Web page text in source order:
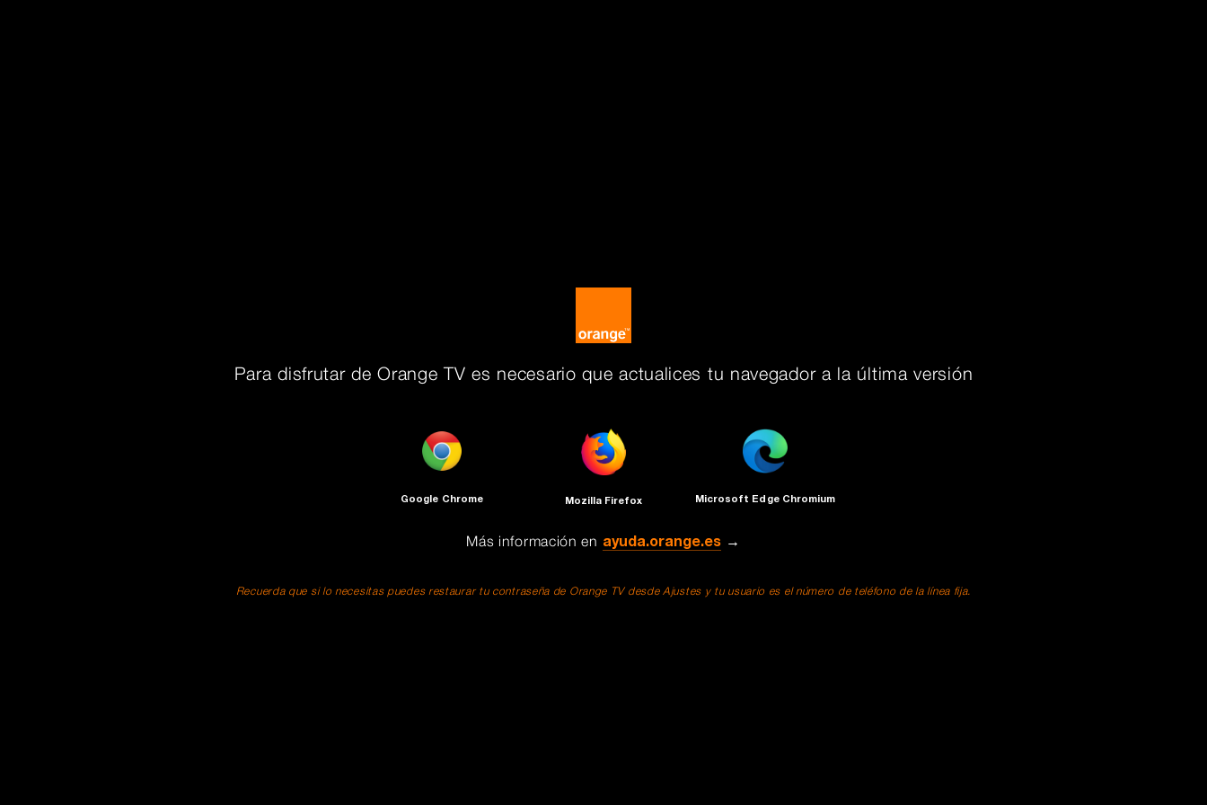
Para disfrutar de Orange TV es necesario que actualices tu navegador a la última versión
Google Chrome Mozilla Firefox Microsoft Edge Chromium
Más información en ayuda.orange.es →
Recuerda que si lo necesitas puedes restaurar tu contraseña de Orange TV desde Ajustes y tu usuario es el número de teléfono de la línea fija.